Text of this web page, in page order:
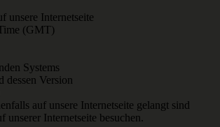
unsere Internetseite
(GMT)
Systems
dessen Version
auf unsere Internetseite gelangt sind
unserer Internetseite besuchen.